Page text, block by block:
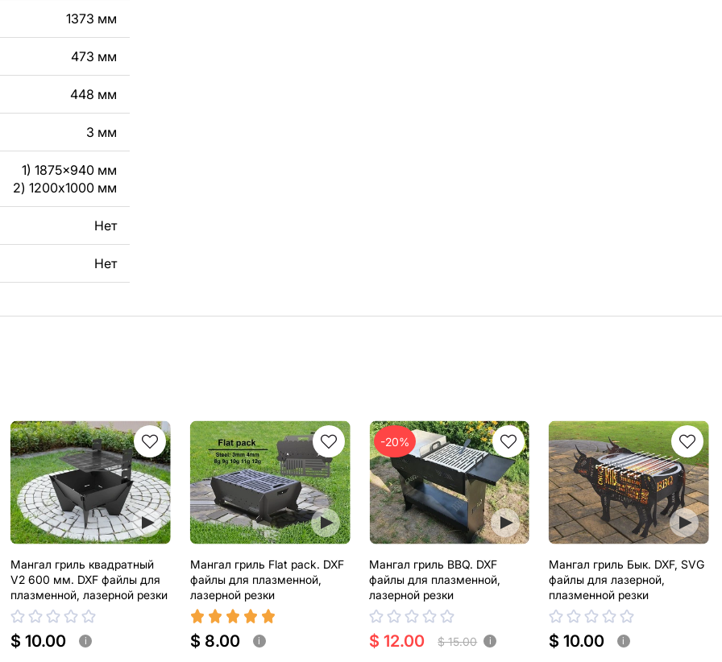
с нами в
1373 мм
473 мм
448 мм
3 мм
1) 1875x940 мм
2) 1200x1000 мм
Нет
Нет
Мангал гриль квадратный
V2 600 мм. DXF файлы для
плазменной, лазерной резки
$ 10.00 i
Мангал гриль Flat pack. DXF
файлы для плазменной,
лазерной резки
$ 8.00 i
-20%
Мангал гриль BBQ. DXF
файлы для плазменной,
лазерной резки
$ 12.00 $ 15.00 i
Мангал гриль Бык. DXF, SVG
файлы для лазерной,
плазменной резки
$ 10.00 i